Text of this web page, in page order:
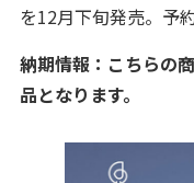
を12月下旬発売。予
納期情報：こちらの
品となります。